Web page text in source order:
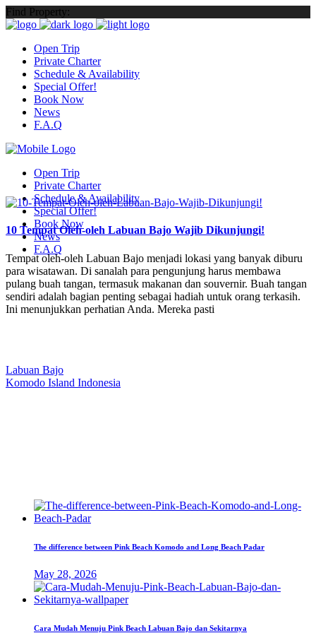
Find Property:
Open Trip
Private Charter
Schedule & Availability
Special Offer!
Book Now
News
F.A.Q
Open Trip
Private Charter
Schedule & Availability
Special Offer!
Book Now
News
F.A.Q
10 Tempat Oleh-oleh Labuan Bajo Wajib Dikunjungi!
Tempat oleh-oleh Labuan Bajo menjadi lokasi yang banyak diburu
para wisatawan. Di sanalah para pengunjung harus membawa
pulang buah tangan, termasuk makanan dan souvernir. Buah tangan
sendiri adalah bagian penting sebagai hadiah untuk orang terkasih.
Ini menunjukkan perhatian Anda. Mereka pasti
Labuan Bajo
Komodo Island Indonesia
The difference between Pink Beach Komodo and Long Beach Padar
May 28, 2026
Cara Mudah Menuju Pink Beach Labuan Bajo dan Sekitarnya